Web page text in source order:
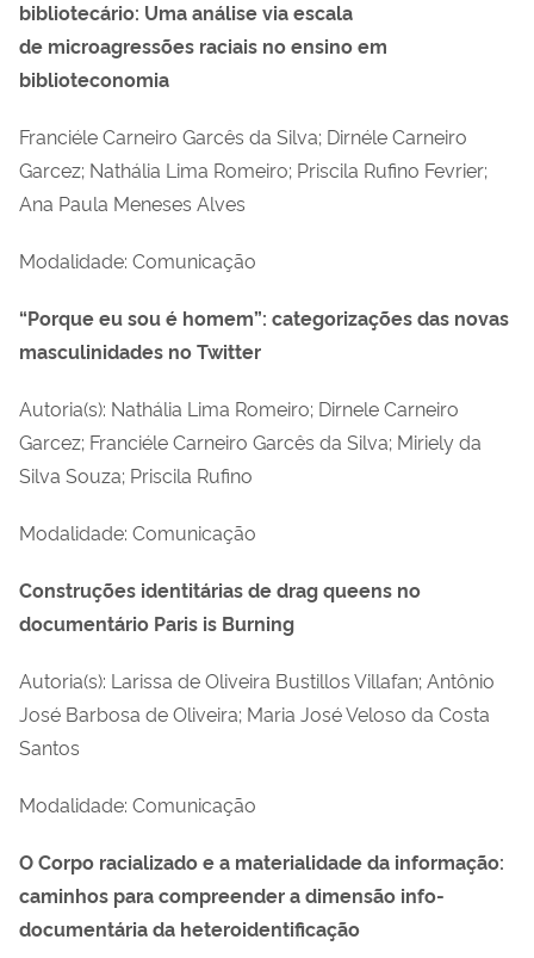
bibliotecário: Uma análise via escala
de microagressões raciais no ensino em
biblioteconomia
Franciéle Carneiro Garcês da Silva; Dirnéle Carneiro
Garcez; Nathália Lima Romeiro; Priscila Rufino Fevrier;
Ana Paula Meneses Alves
Modalidade: Comunicação
“Porque eu sou é homem”: categorizações das novas
masculinidades no Twitter
Autoria(s): Nathália Lima Romeiro; Dirnele Carneiro
Garcez; Franciéle Carneiro Garcês da Silva; Miriely da
Silva Souza; Priscila Rufino
Modalidade: Comunicação
Construções identitárias de drag queens no
documentário Paris is Burning
Autoria(s): Larissa de Oliveira Bustillos Villafan; Antônio
José Barbosa de Oliveira; Maria José Veloso da Costa
Santos
Modalidade: Comunicação
O Corpo racializado e a materialidade da informação:
caminhos para compreender a dimensão info-
documentária da heteroidentificação